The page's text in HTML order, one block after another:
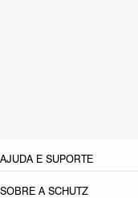
AJUDA E SUPORTE
SOBRE A SCHUTZ